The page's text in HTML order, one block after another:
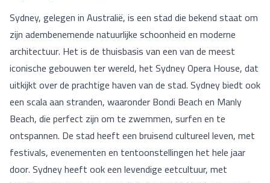
Sydney, gelegen in Australië, is een stad die bekend staat om
zijn adembenemende natuurlijke schoonheid en moderne
architectuur. Het is de thuisbasis van een van de meest
iconische gebouwen ter wereld, het Sydney Opera House, dat
uitkijkt over de prachtige haven van de stad. Sydney biedt ook
een scala aan stranden, waaronder Bondi Beach en Manly
Beach, die perfect zijn om te zwemmen, surfen en te
ontspannen. De stad heeft een bruisend cultureel leven, met
festivals, evenementen en tentoonstellingen het hele jaar
door. Sydney heeft ook een levendige eetcultuur, met